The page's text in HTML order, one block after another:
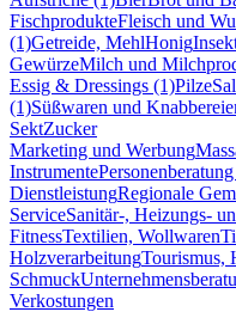
FischprodukteFleisch und
(1)Getreide, MehlHonig
GewürzeMilch und
Essig & Dressings (1)Pilze
(1)Süßwaren und
SektZucker
Marketing und Werbung
Instrumente
DienstleistungRegionale
ServiceSanitär-, Heizungs-
FitnessTextilien, Wollwaren
HolzverarbeitungTourismus,
Schmuck
Verkostungen